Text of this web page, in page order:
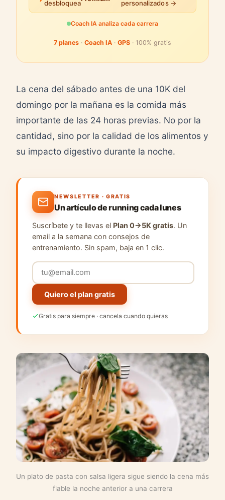
desbloquea personalizados →
Coach IA analiza cada carrera
7 planes · Coach IA · GPS · 100% gratis
La cena del sábado antes de una 10K del
domingo por la mañana es la comida más
importante de las 24 horas previas. No por la
cantidad, sino por la calidad de los alimentos y
su impacto digestivo durante la noche.
NEWSLETTER · GRATIS
Un artículo de running cada lunes
Suscríbete y te llevas el Plan 0→5K gratis. Un
email a la semana con consejos de
entrenamiento. Sin spam, baja en 1 clic.
Quiero el plan gratis
Gratis para siempre · cancela cuando quieras
Un plato de pasta con salsa ligera sigue siendo la cena más
fiable la noche anterior a una carrera